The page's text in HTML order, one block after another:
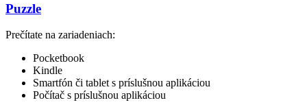
Puzzle
Prečítate na zariadeniach:
Pocketbook
Kindle
Smartfón či tablet s príslušnou aplikáciou
Počítač s príslušnou aplikáciou